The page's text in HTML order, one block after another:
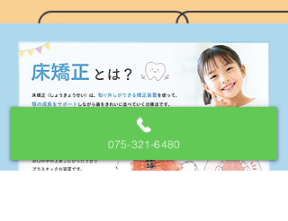
075-321-6480